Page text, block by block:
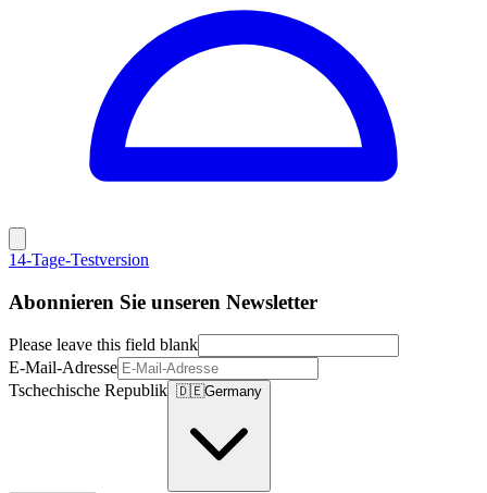
14-Tage-Testversion
Abonnieren Sie unseren Newsletter
Please leave this field blank
E-Mail-Adresse
Tschechische Republik 🇩🇪Germany